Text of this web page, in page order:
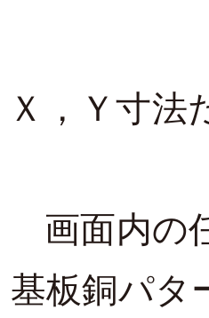
Ｘ，Ｙ寸法
画面内の
基板銅パタ